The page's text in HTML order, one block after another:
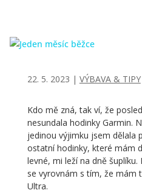
22. 5. 2023 | VÝBAVA & TIPY
Kdo mě zná, tak ví, že
nesundala hodinky Garmin.
jedinou výjimku jsem dělala
ostatní hodinky, které mám
levné, mi leží na dně
se vyrovnám s tím, že mám
Ultra.